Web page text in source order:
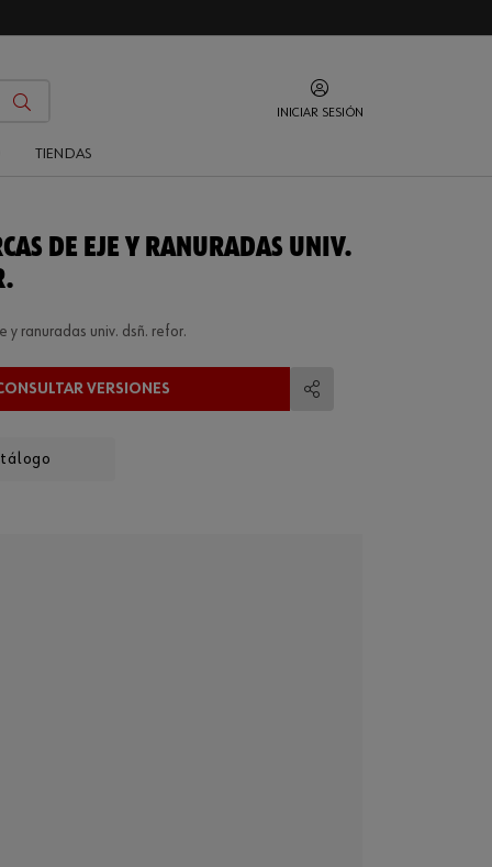
INICIAR SESIÓN
TIENDAS
DE EJE Y RANURADAS UNIV.
y ranuradas univ. dsñ. refor.
VERSIONES
Compartir